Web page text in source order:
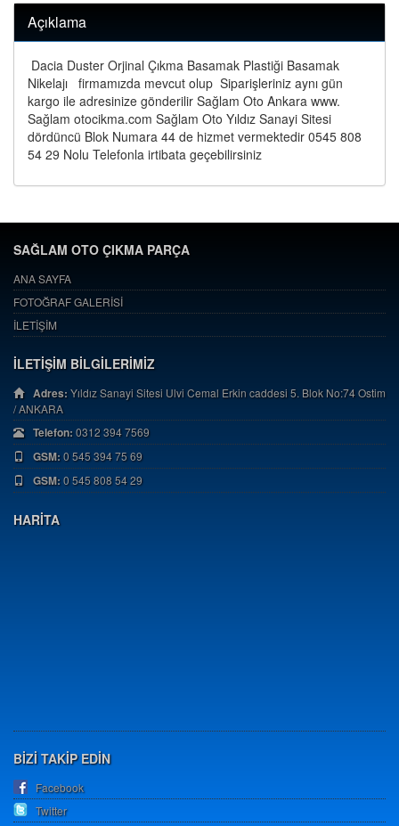
Açıklama
Dacia Duster Orjinal Çıkma Basamak Plastiği Basamak
Nikelajı firmamızda mevcut olup Siparişleriniz aynı gün
kargo ile adresinize gönderilir Sağlam Oto Ankara www.
Sağlam otocikma.com Sağlam Oto Yıldız Sanayi Sitesi
dördüncü Blok Numara 44 de hizmet vermektedir 0545 808
54 29 Nolu Telefonla irtibata geçebilirsiniz
SAĞLAM OTO ÇIKMA PARÇA
ANA SAYFA
FOTOĞRAF GALERİSİ
İLETİŞİM
İLETİŞİM BİLGİLERİMİZ
Adres:Yıldız Sanayi Sitesi Ulvi Cemal Erkin caddesi 5. Blok No:74 Ostim
/ ANKARA
Telefon:0312 394 7569
GSM:0 545 394 75 69
GSM:0 545 808 54 29
HARİTA
BİZİ TAKİP EDİN
Facebook
Twitter